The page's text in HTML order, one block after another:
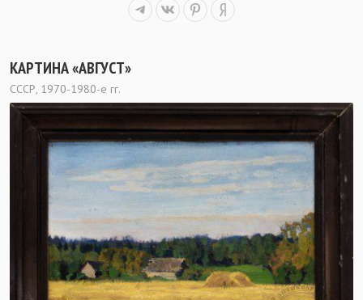
КАРТИНА «АВГУСТ»
СССР, 1970-1980-е гг.